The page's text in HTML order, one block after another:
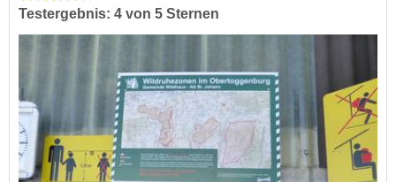
Testergebnis: 4 von 5 Sternen